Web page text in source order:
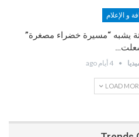
و الإعلام
يشبه “مسيرة خضراء مصغرة”
4 أيام ago
LOAD